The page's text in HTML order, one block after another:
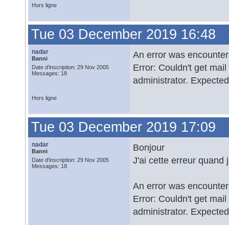
Hors ligne
Tue 03 December 2019 16:48
nadar
Banni
Date d'inscription: 29 Nov 2005
Messages: 18
An error was
Error: Couldn't get
administrator.
Hors ligne
Tue 03 December 2019 17:09
nadar
Banni
Date d'inscription: 29 Nov 2005
Messages: 18
Bonjour
J'ai cette erreur quand
An error was
Error: Couldn't get
administrator.